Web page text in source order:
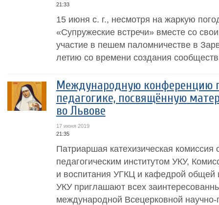
21:33
15 июня с. г., несмотря на жаркую
«Супружеские встречи» вместе со
участие в пешем паломничестве в
летию со времени создания
Международную конференцию
педагогике, посвящённую
во Львове
17 июня 2019
21:35
Патриаршая катехизическая комиссия
педагогическим институтом УКУ,
и воспитания УГКЦ и кафедрой общей
УКУ приглашают всех
международной Всецерковной научно-